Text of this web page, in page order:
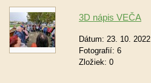
3D nápis VEČA
Dátum: 23. 10. 2022
Fotografií: 6
Zložiek: 0